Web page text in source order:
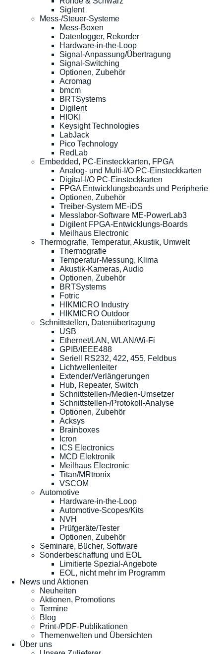
Siglent
Mess-/Steuer-Systeme
Mess-Boxen
Datenlogger, Rekorder
Hardware-in-the-Loop
Signal-Anpassung/Übertragung
Signal-Switching
Optionen, Zubehör
Acromag
bmcm
BRTSystems
Digilent
HIOKI
Keysight Technologies
LabJack
Pico Technology
RedLab
Embedded, PC-Einsteckkarten, FPGA
Analog- und Multi-I/O PC-Einsteckkarten
Digital-I/O PC-Einsteckkarten
FPGA Entwicklungsboards und Peripherie
Optionen, Zubehör
Treiber-System ME-iDS
Messlabor-Software ME-PowerLab3
Digilent FPGA-Entwicklungs-Boards
Meilhaus Electronic
Thermografie, Temperatur, Akustik, Umwelt
Thermografie
Temperatur-Messung, Klima
Akustik-Kameras, Audio
Optionen, Zubehör
BRTSystems
Fotric
HIKMICRO Industry
HIKMICRO Outdoor
Schnittstellen, Datenübertragung
USB
Ethernet/LAN, WLAN/Wi-Fi
GPIB/IEEE488
Seriell RS232, 422, 455, Feldbus
Lichtwellenleiter
Extender/Verlängerungen
Hub, Repeater, Switch
Schnittstellen-/Medien-Umsetzer
Schnittstellen-/Protokoll-Analyse
Optionen, Zubehör
Acksys
Brainboxes
Icron
ICS Electronics
MCD Elektronik
Meilhaus Electronic
Titan/MRtronix
VSCOM
Automotive
Hardware-in-the-Loop
Automotive-Scopes/Kits
NVH
Prüfgeräte/Tester
Optionen, Zubehör
Seminare, Bücher, Software
Sonderbeschaffung und EOL
Limitierte Spezial-Angebote
EOL, nicht mehr im Programm
News und Aktionen
Neuheiten
Aktionen, Promotions
Termine
Blog
Print-/PDF-Publikationen
Themenwelten und Übersichten
Über uns